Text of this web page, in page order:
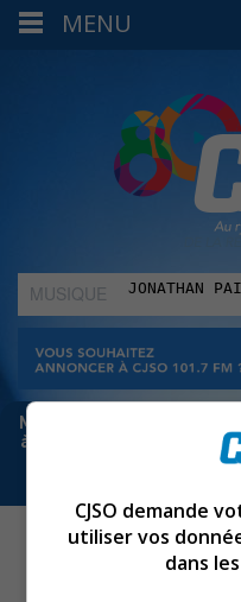
MUSIQUE
:
Meta bloque les infos sur
à Sorel-Tracy et la
MENU
CJSO demande
utiliser vos
dans